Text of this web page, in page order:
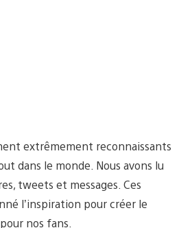
extrêmement reconnaissants
dans le monde. Nous avons lu
tweets et messages. Ces
l’inspiration pour créer le
nos fans.